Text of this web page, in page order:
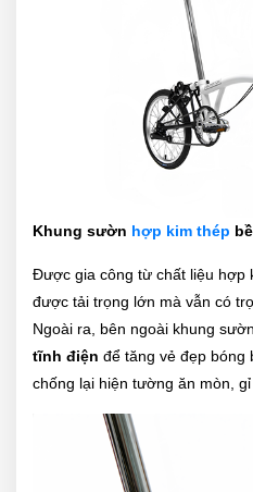
Khung sườn hợp kim thép
Được gia công từ chất liệu hợp
được tải trọng lớn mà vẫn có
Ngoài ra, bên ngoài khung
tĩnh điện để tăng vẻ đẹp bóng
chống lại hiện tường ăn mòn, gỉ